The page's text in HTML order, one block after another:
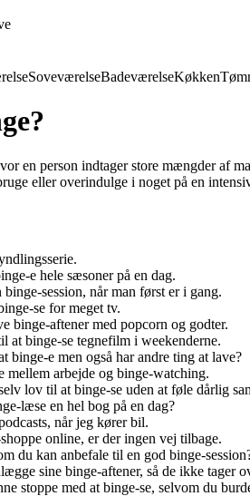
SoveværelseBadeværelseKøkken
en person indtager store mængder af
eller overindulge i noget på en
e hele sæsoner på en dag.
session, når man først er i gang.
se for meget tv.
binge-aftener med popcorn og godter.
binge-se tegnefilm i weekenderne.
binge-e men også har andre ting at lave?
mellem arbejde og binge-watching.
lov til at binge-se uden at føle dårlig
læse en hel bog på en dag?
når jeg kører bil.
online, er der ingen vej tilbage.
du kan anbefale til en god binge-
sine binge-aftener, så de ikke tager
stoppe med at binge-se, selvom du